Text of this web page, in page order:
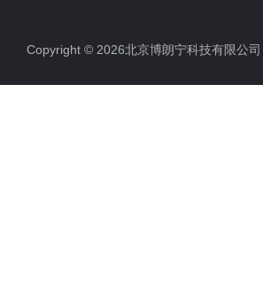
Copyright © 2026北京博朗宁科技有限公